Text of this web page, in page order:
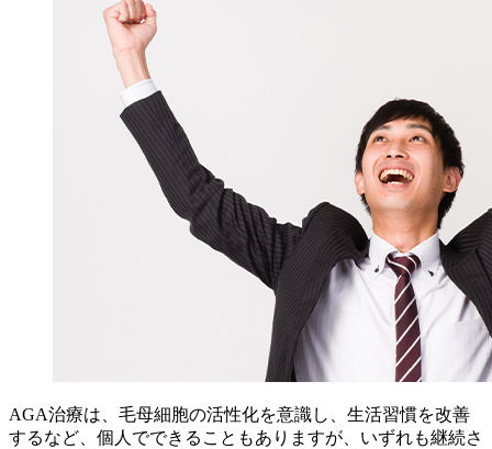
AGA治療は、毛母細胞の活性化を意識し、生活習慣を改善
するなど、個人でできることもありますが、いずれも継続さ